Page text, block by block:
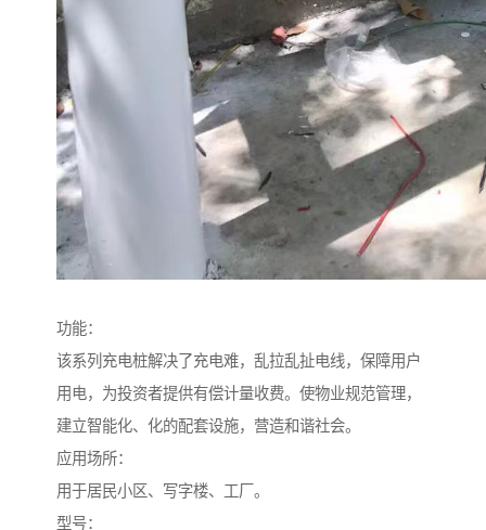
功能：
该系列充电桩解决了充电难，乱拉乱扯电线，保障用户
用电，为投资者提供有偿计量收费。使物业规范管理，
建立智能化、化的配套设施，营造和谐社会。
应用场所：
用于居民小区、写字楼、工厂。
型号：